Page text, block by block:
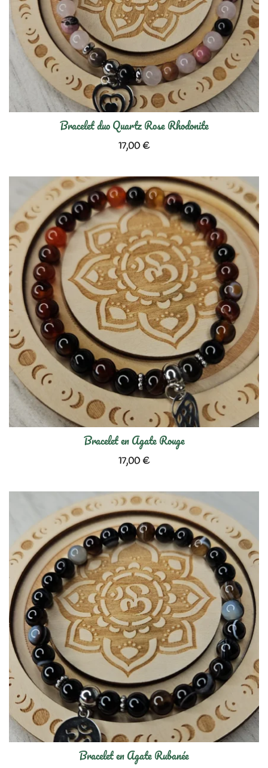
Bracelet duo Quartz Rose Rhodonite
17,00€
Bracelet en Agate Rouge
17,00€
Bracelet en Agate Rubanée